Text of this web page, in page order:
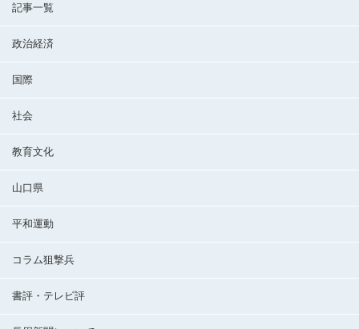
記事一覧
政治経済
国際
社会
教育文化
山口県
平和運動
コラム狙撃兵
書評・テレビ評